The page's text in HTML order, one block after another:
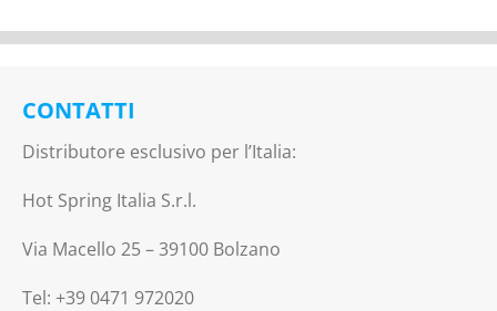
CONTATTI
Distributore esclusivo per l’Italia:
Hot Spring Italia S.r.l.
Via Macello 25 – 39100 Bolzano
Tel: +39 0471 972020